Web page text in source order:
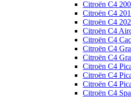
Citroën C4
Citroën C4
Citroën C4
Citroën C4
Citroën C4
Citroën C4
Citroën C4
Citroën C4
Citroën C4
Citroën C4
Citroën C4